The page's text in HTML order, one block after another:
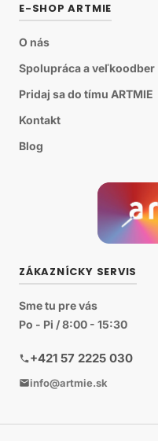
E-SHOP ARTMIE
O nás
Spolupráca a veľkoodber
Pridaj sa do tímu ARTMIE
Kontakt
Blog
ZÁKAZNÍCKY SERVIS
Sme tu pre vás
Po - Pi / 8:00 - 15:30
+421 57 2225 030
info@artmie.sk